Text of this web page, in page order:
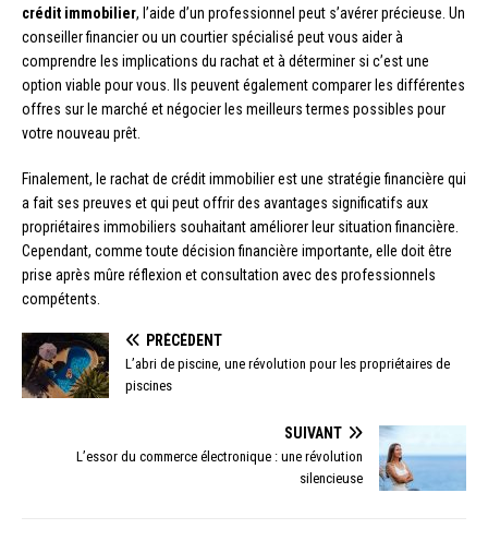
crédit immobilier, l’aide d’un professionnel peut s’avérer précieuse. Un
conseiller financier ou un courtier spécialisé peut vous aider à
comprendre les implications du rachat et à déterminer si c’est une
option viable pour vous. Ils peuvent également comparer les différentes
offres sur le marché et négocier les meilleurs termes possibles pour
votre nouveau prêt.
Finalement, le rachat de crédit immobilier est une stratégie financière qui
a fait ses preuves et qui peut offrir des avantages significatifs aux
propriétaires immobiliers souhaitant améliorer leur situation financière.
Cependant, comme toute décision financière importante, elle doit être
prise après mûre réflexion et consultation avec des professionnels
compétents.
PRÉCÉDENT
L’abri de piscine, une révolution pour les propriétaires de
piscines
SUIVANT
L’essor du commerce électronique : une révolution
silencieuse